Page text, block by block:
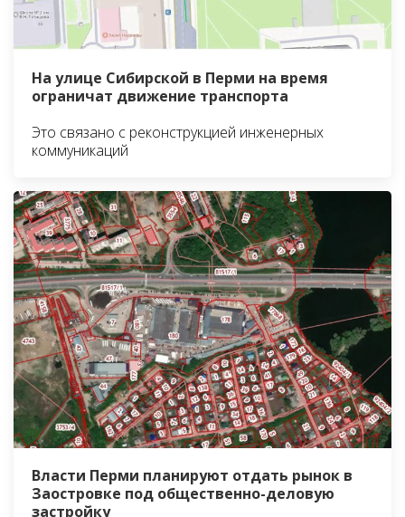
На улице Сибирской в Перми на время
ограничат движение транспорта
Это связано с реконструкцией инженерных
коммуникаций
Власти Перми планируют отдать рынок в
Заостровке под общественно-деловую
застройку